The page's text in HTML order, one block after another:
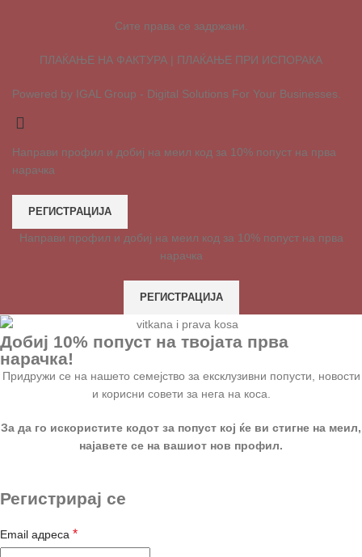
Сите права се задржани.
ПЛАЌАЊЕ НА ФАКТУРА | ПЛАЌАЊЕ ПРИ ИСПОРАКА
Powered by IGAL Group - Digital Solutions For Your Businesses.
Направи профил и добиј на меил код за 10% попуст на прва
нарачка
РЕГИСТРАЦИЈА
Направи профил и добиј на меил код за 10% попуст на прва
нарачка
РЕГИСТРАЦИЈА
Добиј 10% попуст на твојата прва
нарачка!
Придружи се на нашето семејство за ексклузивни попусти, новости
и корисни совети за нега на коса.
За да го искористите кодот за попуст кој ќе ви стигне на меил,
најавете се на вашиот нов профил.
Регистрирај се
Email адреса *